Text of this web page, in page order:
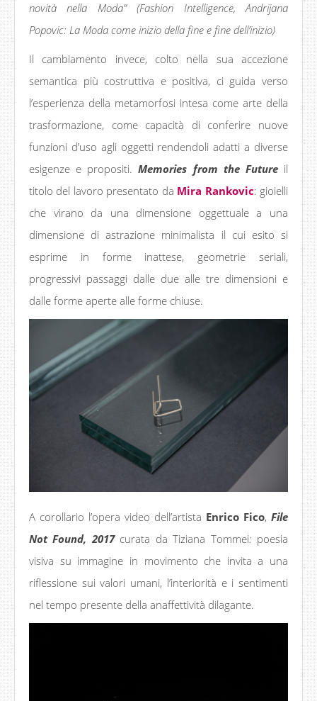
novità nella Moda” (Fashion Intelligence, Andrijana
Popovic: La Moda come inizio della fine e fine dell’inizio)
Il cambiamento invece, colto nella sua accezione
semantica più costruttiva e positiva, ci guida verso
l’esperienza della metamorfosi intesa come arte della
trasformazione, come capacità di conferire nuove
funzioni d’uso agli oggetti rendendoli adatti a diverse
esigenze e propositi.Memories from the Futureil
titolo del lavoro presentato da Mira Rankovic: gioielli
che virano da una dimensione oggettuale a una
dimensione di astrazione minimalista il cui esito si
esprime in forme inattese, geometrie seriali,
progressivi passaggi dalle due alle tre dimensioni e
dalle forme aperte alle forme chiuse.
A corollario l’opera video dell’artista Enrico Fico, File
Not Found, 2017 curata da Tiziana Tommei: poesia
visiva su immagine in movimento che invita a una
riflessione sui valori umani, l’interiorità e i sentimenti
nel tempo presente della anaffettività dilagante.